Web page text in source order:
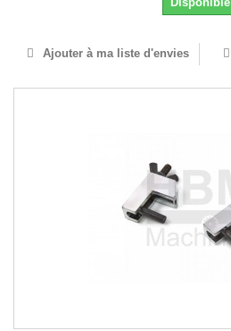
Ajouter à ma liste d'envies